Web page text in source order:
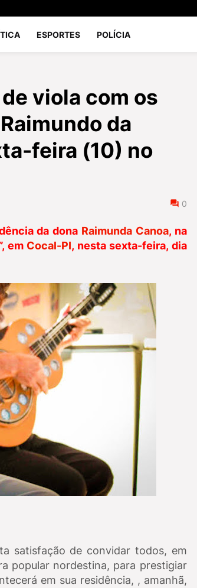
ESPORTES POLÍCIA
viola com os
da
feira (10) no
0
da dona Raimunda Canoa, na
em Cocal-PI, nesta sexta-feira, dia
satisfação de convidar todos, em
popular nordestina, para prestigiar
em sua residência, , amanhã,